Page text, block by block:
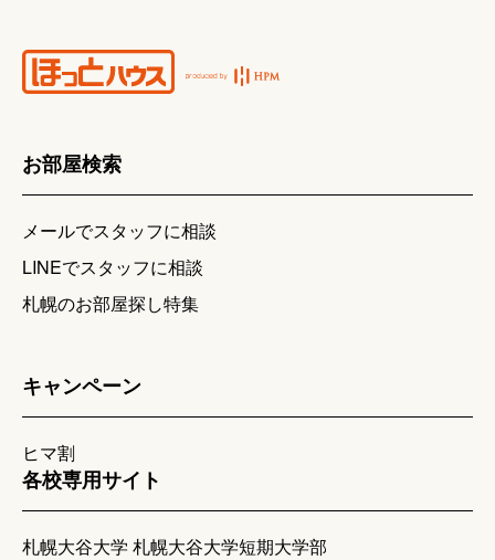
お部屋検索
メールでスタッフに相談
LINEでスタッフに相談
札幌のお部屋探し特集
キャンペーン
ヒマ割
各校専用サイト
札幌大谷大学 札幌大谷大学短期大学部